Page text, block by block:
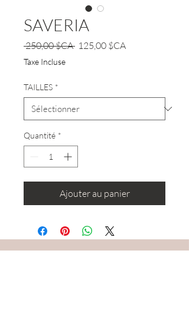
SAVERIA
250,00 $CA Prix
125,00 $CAPrix
Taxe Incluse
TAILLES *
Quantité *
Ajouter au panier